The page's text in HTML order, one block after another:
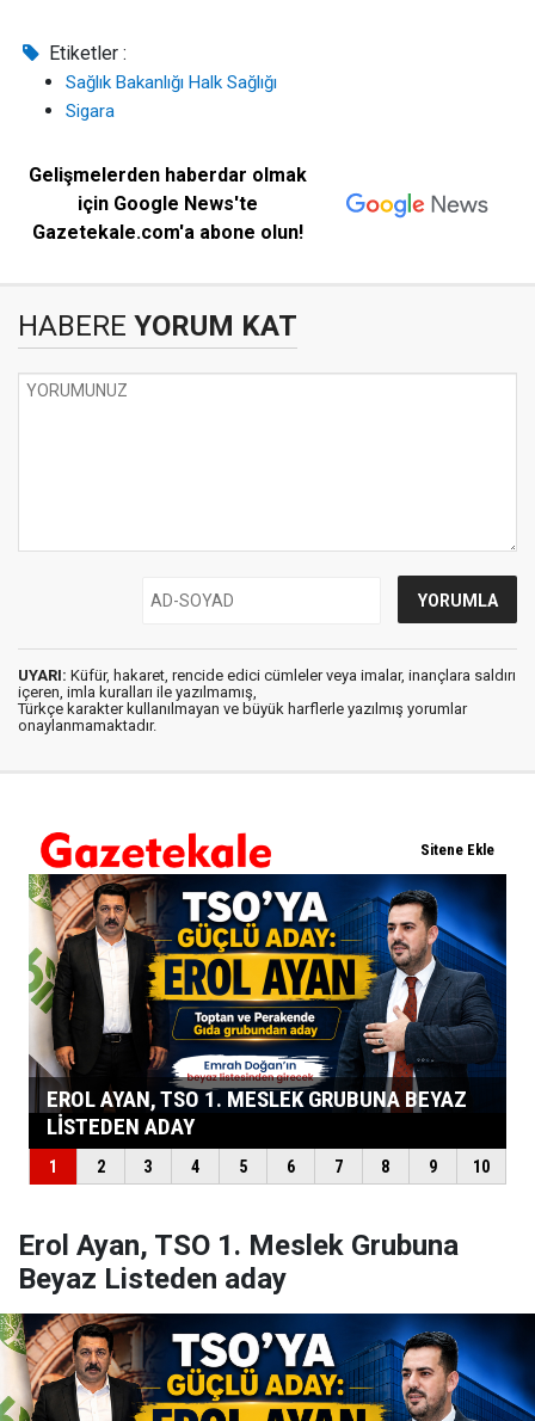
Etiketler :
Sağlık Bakanlığı Halk Sağlığı
Sigara
Gelişmelerden haberdar olmak
için Google News'te
Gazetekale.com'a abone olun!
HABERE YORUM KAT
UYARI: Küfür, hakaret, rencide edici cümleler veya imalar, inançlara saldırı
içeren, imla kuralları ile yazılmamış,
Türkçe karakter kullanılmayan ve büyük harflerle yazılmış yorumlar
onaylanmamaktadır.
Erol Ayan, TSO 1. Meslek Grubuna
Beyaz Listeden aday